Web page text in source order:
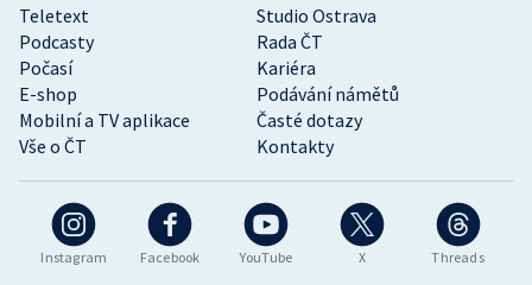
Instagram Facebook YouTube X Threads
Teletext
Studio Ostrava
Podcasty
Rada ČT
Počasí
Kariéra
E-shop
Podávání námětů
Mobilní a TV aplikace
Časté dotazy
Vše o ČT
Kontakty